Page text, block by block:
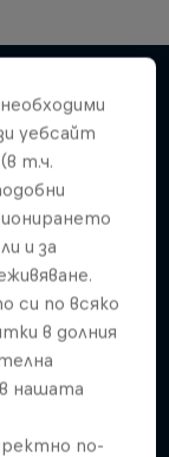
уебсайт
т.ч.
и за
си по всяко
в долния
нашата
по-